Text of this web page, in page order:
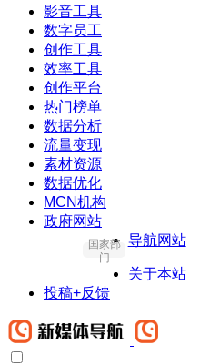
影音工具
数字员工
创作工具
效率工具
创作平台
热门榜单
数据分析
流量变现
素材资源
数据优化
MCN机构
政府网站
国家部
门
导航网站
关于本站
投稿+反馈